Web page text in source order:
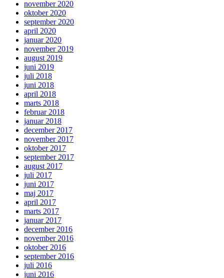
november 2020
oktober 2020
september 2020
april 2020
januar 2020
november 2019
august 2019
juni 2019
juli 2018
juni 2018
april 2018
marts 2018
februar 2018
januar 2018
december 2017
november 2017
oktober 2017
september 2017
august 2017
juli 2017
juni 2017
maj 2017
april 2017
marts 2017
januar 2017
december 2016
november 2016
oktober 2016
september 2016
juli 2016
juni 2016